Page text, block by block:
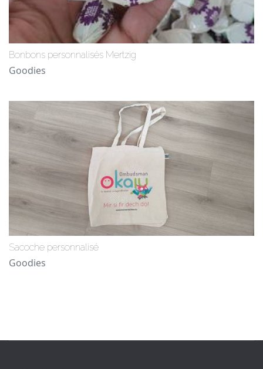
Bonbons personnalisés Mertzig
Goodies
Sacoche personnalisé
Goodies